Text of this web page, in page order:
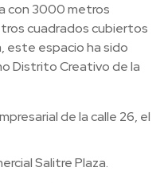
con 3000 metros
cuadrados cubiertos
este espacio ha sido
Distrito Creativo de la
de la calle 26, el
Salitre Plaza.